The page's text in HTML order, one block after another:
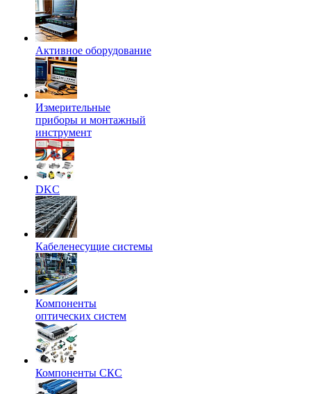
Активное оборудование
Измерительные
приборы и монтажный
инструмент
DKC
Кабеленесущие системы
Компоненты
оптических систем
Компоненты СКС